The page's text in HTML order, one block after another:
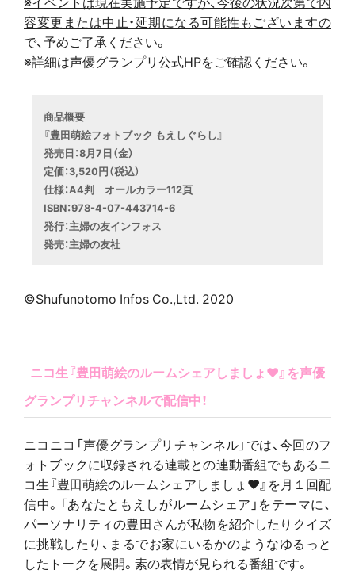
容変更または中止・延期になる可能性もございますの
で、予めご了承ください。
※詳細は声優グランプリ公式HPをご確認ください。
商品概要
『豊田萌絵フォトブック もえしぐらし』
発売日：8月7日（金）
定価：3,520円（税込）
仕様：A4判　オールカラー112頁
ISBN：978-4-07-443714-6
発行：主婦の友インフォス
発売：主婦の友社
©Shufunotomo Infos Co.,Ltd. 2020
ニコ生『豊田萌絵のルームシェアしましょ♥』を声優
グランプリチャンネルで配信中！
ニコニコ「声優グランプリチャンネル」では、今回のフ
ォトブックに収録される連載との連動番組でもあるニ
コ生『豊田萌絵のルームシェアしましょ♥』を月１回配
信中。「あなたともえしがルームシェア」をテーマに、
パーソナリティの豊田さんが私物を紹介したりクイズ
に挑戦したり、まるでお家にいるかのようなゆるっと
したトークを展開。素の表情が見られる番組です。